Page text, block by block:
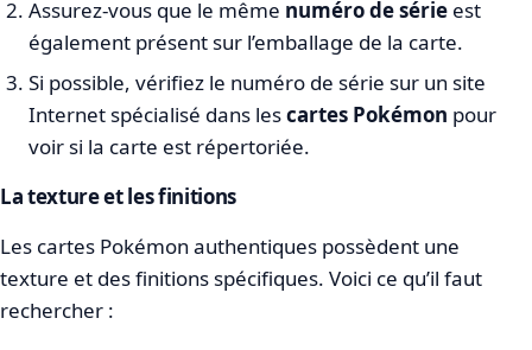
Assurez-vous que le même numéro de sérieest
également présent sur l’emballage de la carte.
Si possible, vérifiez le numéro de série sur un site
Internet spécialisé dans lescartes Pokémon pour
voir si la carte est répertoriée.
La texture et les finitions
Les cartes Pokémon authentiques possèdent une
texture et des finitions spécifiques. Voici ce qu’il faut
rechercher :